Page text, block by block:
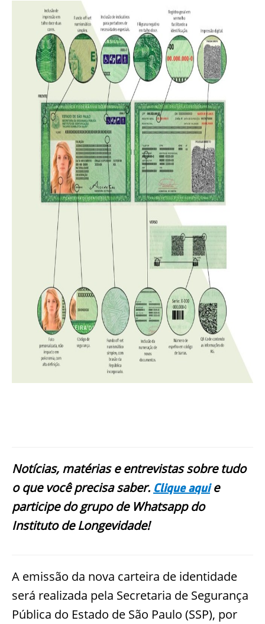
Notícias, matérias e entrevistas sobre tudo
o que você precisa saber. Clique aquie
participe do grupo de Whatsapp do
Instituto de Longevidade!
A emissão da nova carteira de identidade
será realizada pela Secretaria de Segurança
Pública do Estado de São Paulo (SSP), por